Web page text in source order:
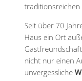
traditionsreichen
Seit über 70
Haus ein Ort
nicht nur einen
unvergessliche